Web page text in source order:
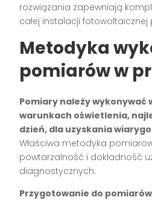
rozwiązania zapewniają
całej instalacji fotowoltaicznej
Metodyka
pomiarów w
Pomiary należy wykonywać
warunkach oświetlenia,
dzień, dla uzyskania
Właściwa metodyka
powtarzalność i dokładność
diagnostycznych.
Przygotowanie do pomiarów